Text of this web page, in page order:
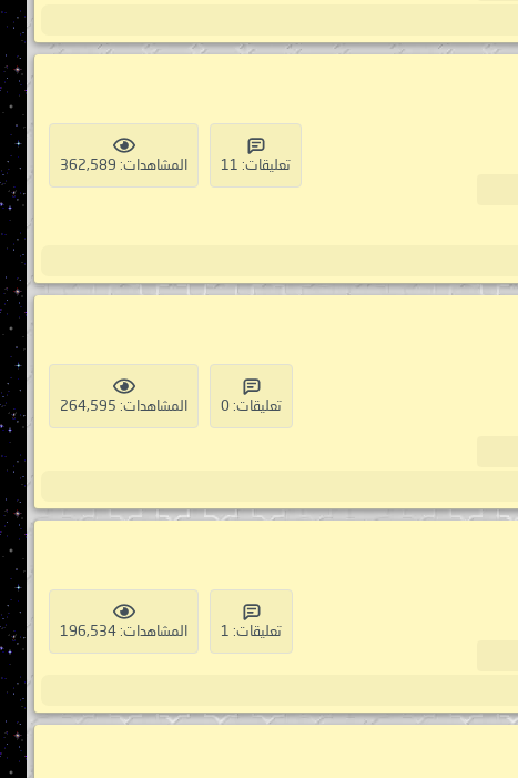
تعليقات: 11 المشاهدات: 362,589
تعليقات: 0 المشاهدات: 264,595
تعليقات: 1 المشاهدات: 196,534